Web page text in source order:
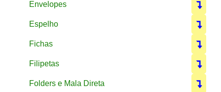
Envelopes
Espelho
Fichas
Filipetas
Folders e Mala Direta